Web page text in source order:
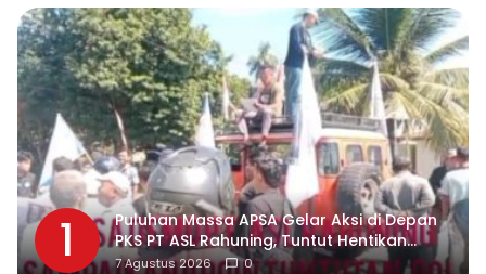
1
Puluhan Massa APSA Gelar Aksi di Depan
PKS PT ASL Rahuning, Tuntut Hentikan
Pembuangan Limbah ke Sungai Asahan
7 Agustus 2026 0